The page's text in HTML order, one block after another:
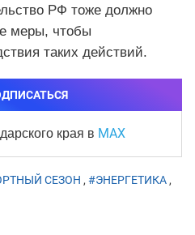
РФ тоже должно
меры, чтобы
таких действий.
края в MAX
СЕЗОН , #ЭНЕРГЕТИКА ,